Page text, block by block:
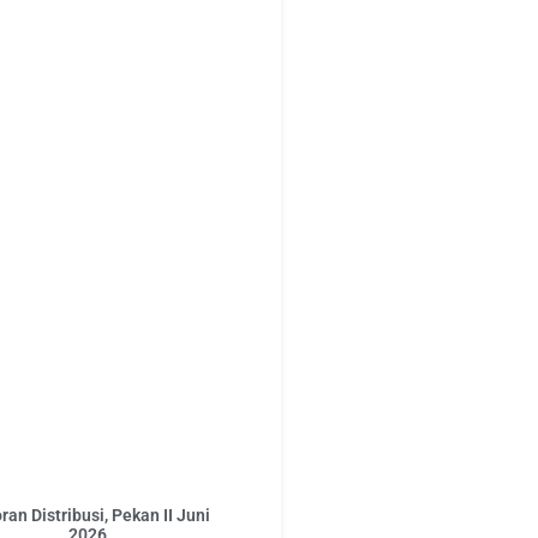
Distribusi, Pekan II Juni